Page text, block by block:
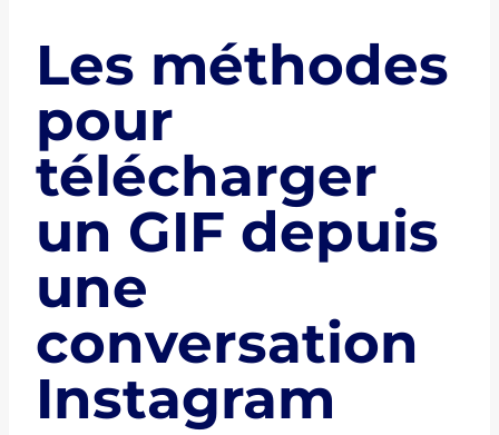
Les méthodes
pour
télécharger
un GIF depuis
une
conversation
Instagram